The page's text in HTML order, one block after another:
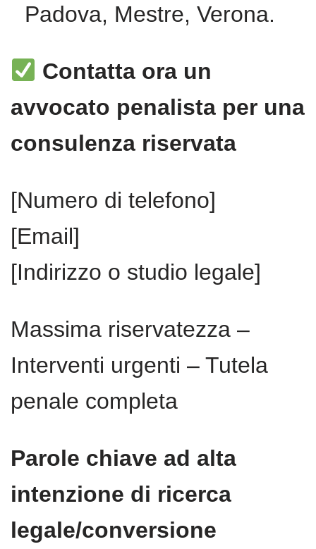
Padova, Mestre, Verona.
Contatta ora un
avvocato penalista per una
consulenza riservata
[Numero di telefono]
[Email]
[Indirizzo o studio legale]
Massima riservatezza –
Interventi urgenti – Tutela
penale completa
Parole chiave ad alta
intenzione di ricerca
legale/conversione